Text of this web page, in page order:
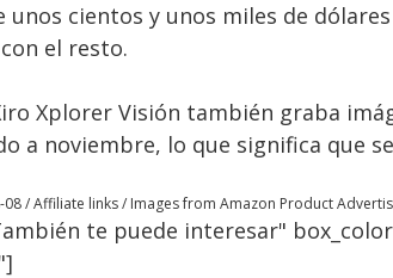
unos cientos y unos miles de
el resto.
Xplorer Visión también graba
a noviembre, lo que significa que
/ Affiliate links / Images from Amazon Product
te puede interesar"